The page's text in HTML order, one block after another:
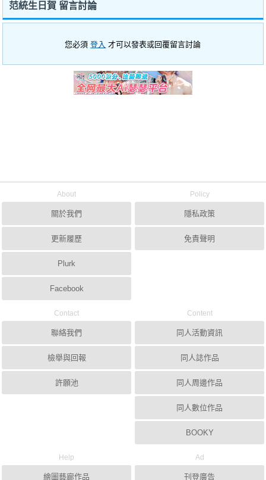
范統生日賀 留言討論
您必須登入 才可以發表或回覆留言討論
About
關於我們
更新履歷
Plurk
Facebook
Policy
隱私政策
免責聲明
Contact
聯絡我們
檢舉與回報
許願池
Content
同人活動資訊
同人誌作品
同人周邊作品
同人數位作品
BOOKY
Help
繪圖藝廊作品
Ad
刊登廣告